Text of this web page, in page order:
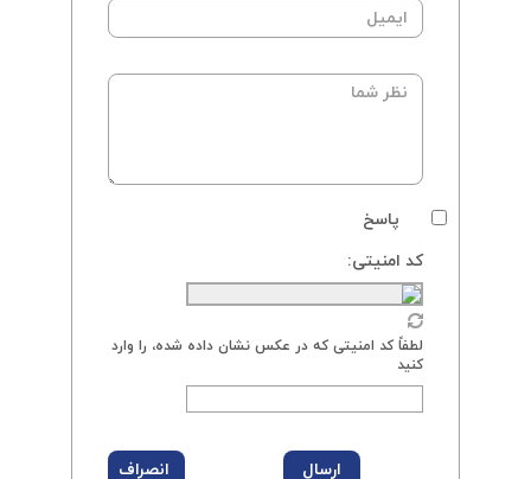
پاسخ
کد امنیتی:
لطفاً کد امنیتی که در عکس نشان داده شده، را وارد
کنید